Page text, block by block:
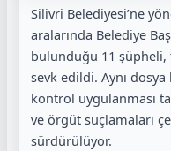
Silivri Belediyesi’ne
aralarında Belediye
bulunduğu 11
sevk edildi. Aynı
kontrol uygulanması
ve örgüt suçlamaları
sürdürülüyor.